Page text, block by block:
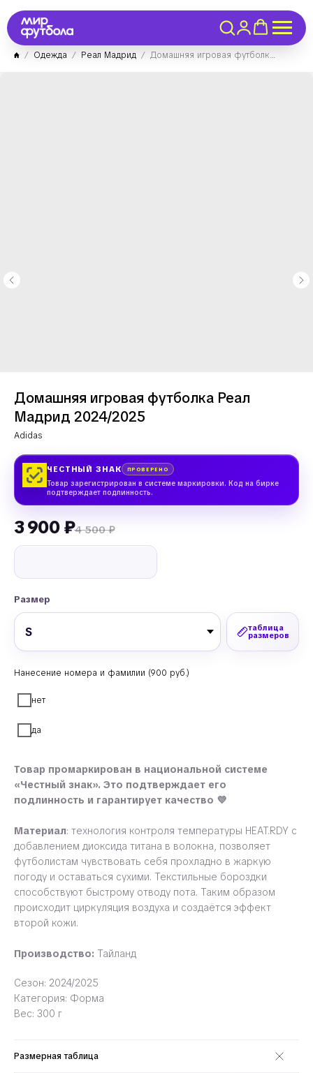
Одежда Реал Мадрид Домашняя игровая футболка Реал Мадрид 2024/2025
Домашняя игровая футболка Реал
Мадрид 2024/2025
Adidas
ЧЕСТНЫЙ ЗНАК ПРОВЕРЕНО
Товар зарегистрирован в системе маркировки. Код на бирке
подтверждает подлинность.
3 900 ₽4 500 ₽
Размер
таблица
размеров
Нанесение номера и фамилии (900 руб.)
нет
да
Товар промаркирован в национальной системе
«Честный знак». Это подтверждает его
подлинность и гарантирует качество 💜
Материал: технология контроля температуры HEAT.RDY с
добавлением диоксида титана в волокна, позволяет
футболистам чувствовать себя прохладно в жаркую
погоду и оставаться сухими. Текстильные бороздки
способствуют быстрому отводу пота. Таким образом
происходит циркуляция воздуха и создаётся эффект
второй кожи.
Производство: Тайланд
Сезон: 2024/2025
Категория: Форма
Вес: 300 г
Размерная таблица